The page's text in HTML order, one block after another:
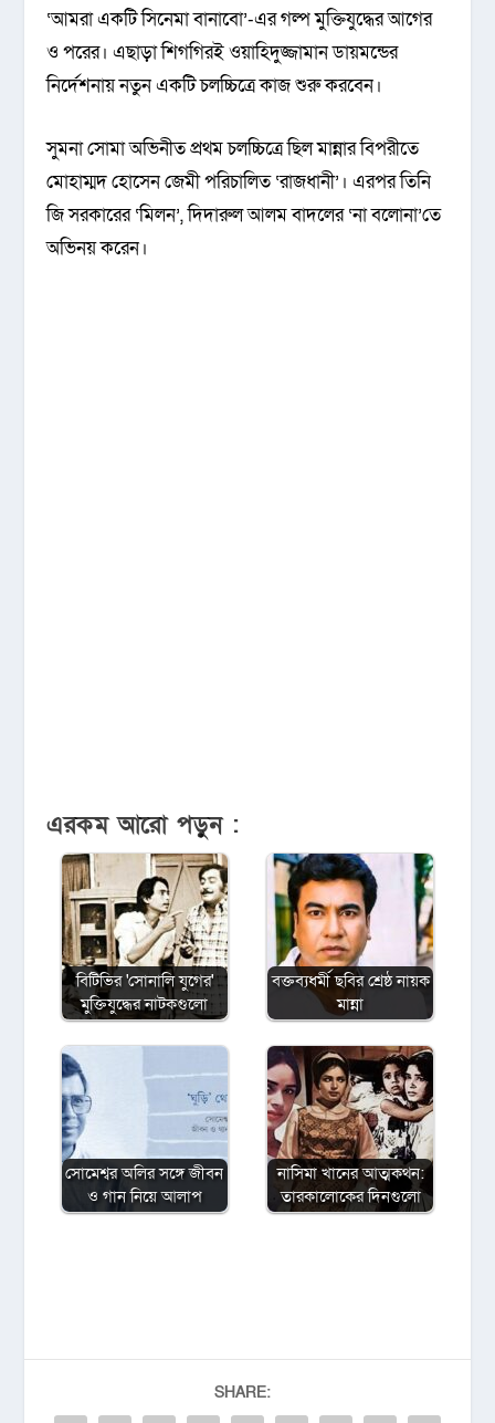
‘আমরা একটি সিনেমা বানাবো’-এর গল্প মুক্তিযুদ্ধের আগের
ও পরের। এছাড়া শিগগিরই ওয়াহিদুজ্জামান ডায়মন্ডের
নির্দেশনায় নতুন একটি চলচ্চিত্রে কাজ শুরু করবেন।
সুমনা সোমা অভিনীত প্রথম চলচ্চিত্রে ছিল মান্নার বিপরীতে
মোহাম্মদ হোসেন জেমী পরিচালিত ‘রাজধানী’। এরপর তিনি
জি সরকারের ‘মিলন’, দিদারুল আলম বাদলের ‘না বলোনা’তে
অভিনয় করেন।
এরকম আরো পড়ুন :
বিটিভির ‌'সোনালি যুগের'
মুক্তিযুদ্ধের নাটকগুলো
বক্তব্যধর্মী ছবির শ্রেষ্ঠ নায়ক
মান্না
সোমেশ্বর অলির সঙ্গে জীবন
ও গান নিয়ে আলাপ
নাসিমা খানের আত্মকথন:
তারকালোকের দিনগুলো
SHARE: